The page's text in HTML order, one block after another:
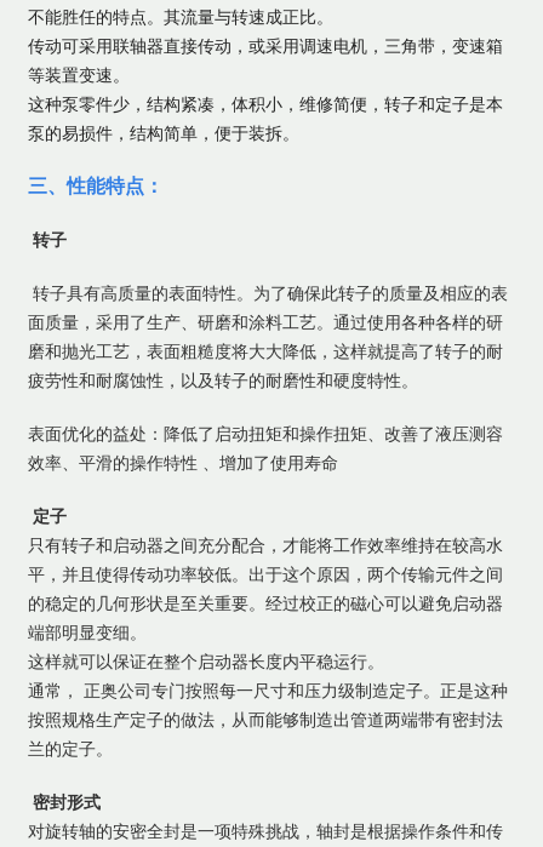
不能胜任的特点。其流量与转速成正比。
传动可采用联轴器直接传动，或采用调速电机，三角带，变速箱
等装置变速。
这种泵零件少，结构紧凑，体积小，维修简便，转子和定子是本
泵的易损件，结构简单，便于装拆。
三、性能特点：
转子
转子具有高质量的表面特性。为了确保此转子的质量及相应的表
面质量，采用了生产、研磨和涂料工艺。通过使用各种各样的研
磨和抛光工艺，表面粗糙度将大大降低，这样就提高了转子的耐
疲劳性和耐腐蚀性，以及转子的耐磨性和硬度特性。
表面优化的益处：降低了启动扭矩和操作扭矩、改善了液压测容
效率、平滑的操作特性 、增加了使用寿命
定子
只有转子和启动器之间充分配合，才能将工作效率维持在较高水
平，并且使得传动功率较低。出于这个原因，两个传输元件之间
的稳定的几何形状是至关重要。经过校正的磁心可以避免启动器
端部明显变细。
这样就可以保证在整个启动器长度内平稳运行。
通常， 正奥公司专门按照每一尺寸和压力级制造定子。正是这种
按照规格生产定子的做法，从而能够制造出管道两端带有密封法
兰的定子。
密封形式
对旋转轴的安密全封是一项特殊挑战，轴封是根据操作条件和传